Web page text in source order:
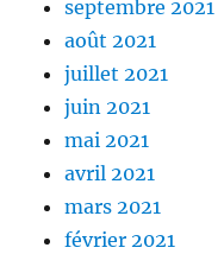
septembre 2021
août 2021
juillet 2021
juin 2021
mai 2021
avril 2021
mars 2021
février 2021